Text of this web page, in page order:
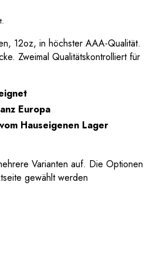
12oz, in höchster AAA-Qualität.
Zweimal Qualitätskontrolliert für
Europa
Hauseigenen Lager
Varianten auf. Die Optionen
gewählt werden